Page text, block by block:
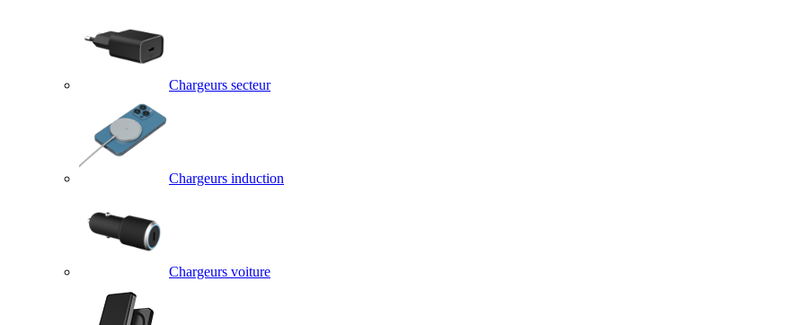
Chargeurs secteur
Chargeurs induction
Chargeurs voiture